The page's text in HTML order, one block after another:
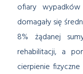
ofiary
domagały się
8% żądanej
rehabilitacji, a
cierpienie